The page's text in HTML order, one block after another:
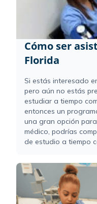
Cómo ser
Florida
Si estás interesado
pero aún no estás
estudiar a tiempo
entonces un
una gran opción
médico, podrías
de estudio a tiempo